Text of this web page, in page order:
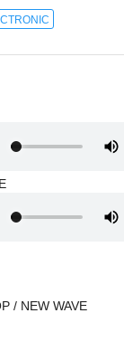
/ NEW WAVE